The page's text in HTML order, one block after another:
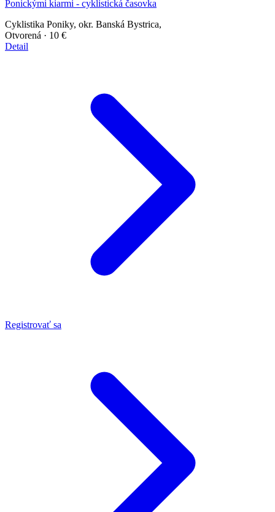
Ponickými kiarmi - cyklistická časovka
Cyklistika Poniky, okr. Banská Bystrica,
Otvorená · 10 €
Detail
Registrovať sa